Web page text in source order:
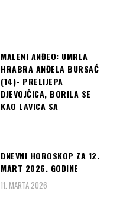
MALENI ANĐEO: UMRLA
HRABRA ANĐELA BURSAĆ
(14)- PRELIJEPA
DJEVOJČICA, BORILA SE
KAO LAVICA SA
DNEVNI HOROSKOP ZA 12.
MART 2026. GODINE
11. MARTA 2026